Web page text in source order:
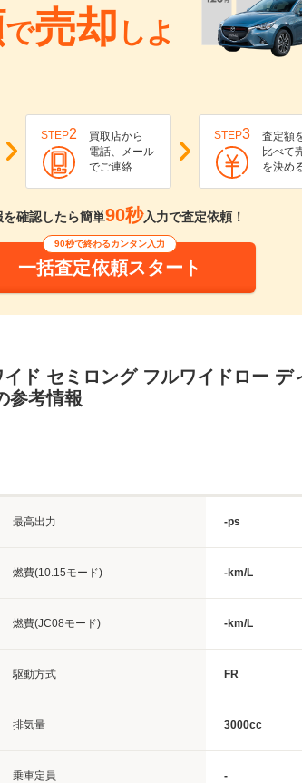
で売却 しよ
STEP2
買取店から
電話、メール
でご連絡
STEP3
査定額
比べて
を決め
を確認したら簡単90秒入力で査定依頼！
90秒で終わるカンタン入力
一括査定依頼スタート
ド セミロング フルワイドロー デ
参考情報
最高出力 -ps
燃費(10.15モード) -km/L
燃費(JC08モード) -km/L
駆動方式 FR
排気量 3000cc
乗車定員 -